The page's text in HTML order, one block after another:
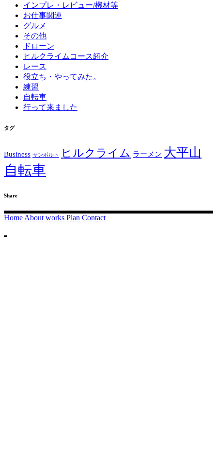
インプレ・レビュー/機材等
お仕事関連
グルメ
その他
ドローン
ヒルクライムコース紹介
レース
役立ち・やってみた。
練習
自転車
行って来ました
タグ
Business サンボルト ヒルクライム ラーメン 大平山
自転車
Share
Home About works Plan Contact